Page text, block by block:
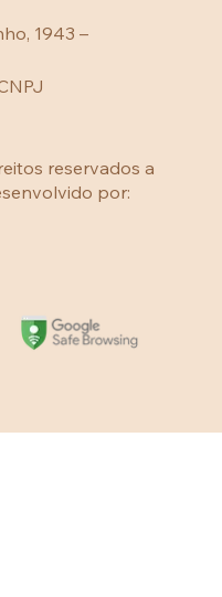
reservados a
por:
1943 –